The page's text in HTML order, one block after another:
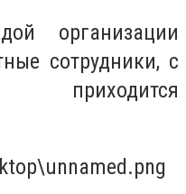
организации
сотрудники, с